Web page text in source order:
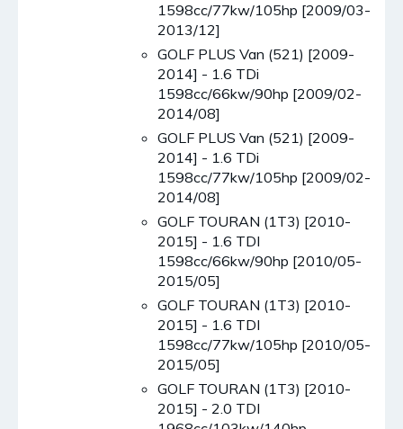
1598cc/77kw/105hp [2009/03-
2013/12]
GOLF PLUS Van (521) [2009-
2014] - 1.6 TDi
1598cc/66kw/90hp [2009/02-
2014/08]
GOLF PLUS Van (521) [2009-
2014] - 1.6 TDi
1598cc/77kw/105hp [2009/02-
2014/08]
GOLF TOURAN (1T3) [2010-
2015] - 1.6 TDI
1598cc/66kw/90hp [2010/05-
2015/05]
GOLF TOURAN (1T3) [2010-
2015] - 1.6 TDI
1598cc/77kw/105hp [2010/05-
2015/05]
GOLF TOURAN (1T3) [2010-
2015] - 2.0 TDI